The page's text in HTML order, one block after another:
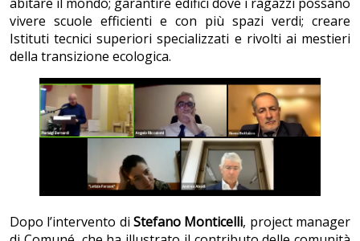
vivere scuole efficienti e con più spazi verdi; creare
Istituti tecnici superiori specializzati e rivolti ai mestieri
della transizione ecologica.
Dopo l’intervento di Stefano Monticelli, project manager